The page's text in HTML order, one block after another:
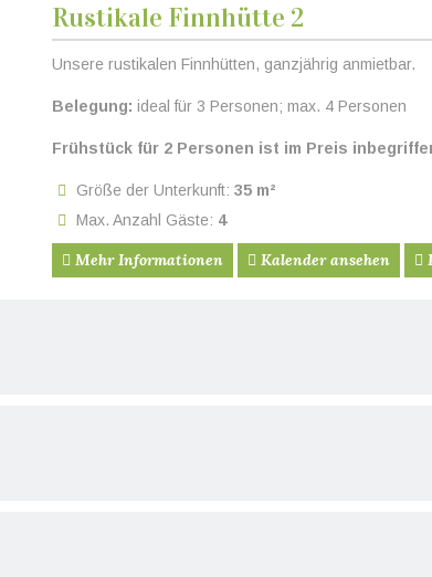
Rustikale Finnhütte 2
Unsere rustikalen Finnhütten, ganzjährig anmietbar.
Belegung: ideal für 3 Personen; max. 4 Personen
Frühstück für 2 Personen ist im Preis
Größe der Unterkunft: 35 m²
Max. Anzahl Gäste: 4
Mehr Informationen Kalender ansehen